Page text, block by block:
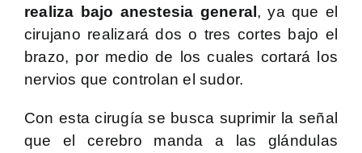
realiza bajo anestesia general , ya que el
cirujano realizará dos o tres cortes bajo el
brazo, por medio de los cuales cortará los
nervios que controlan el sudor.
Con esta cirugía se busca suprimir la señal
que el cerebro manda a las glándulas